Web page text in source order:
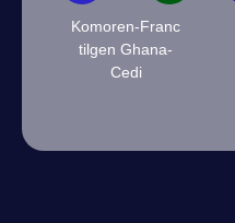
Komoren-Franc
tilgen Ghana-
Cedi